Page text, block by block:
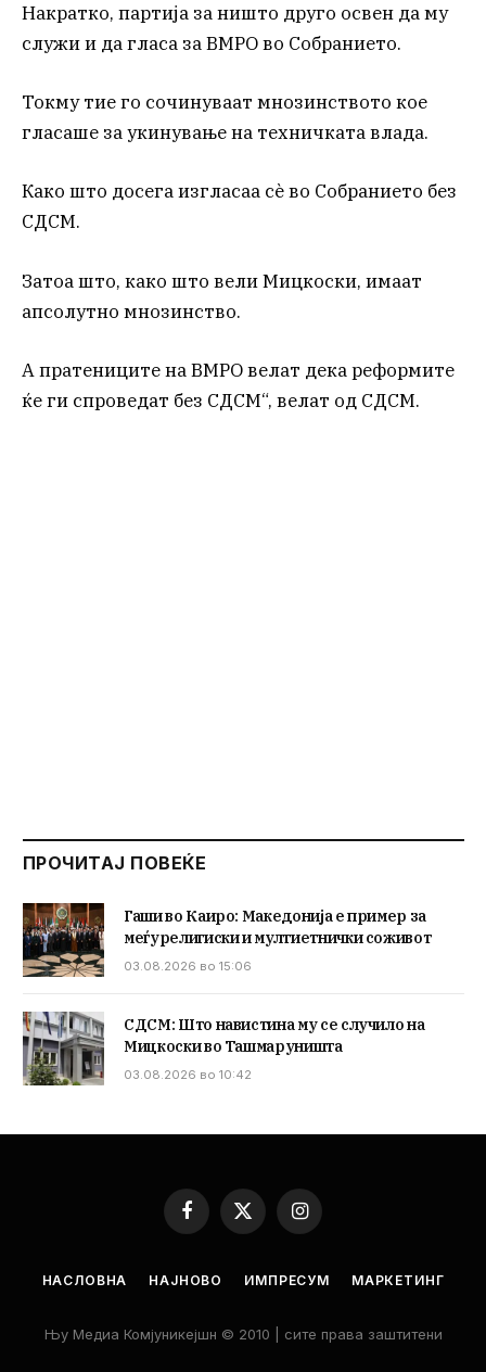
Накратко, партија за ништо друго освен да му
служи и да гласа за ВМРО во Собранието.
Токму тие го сочинуваат мнозинството кое
гласаше за укинување на техничката влада.
Како што досега изгласаа сè во Собранието без
СДСМ.
Затоа што, како што вели Мицкоски, имаат
апсолутно мнозинство.
А пратениците на ВМРО велат дека реформите
ќе ги спроведат без СДСМ“, велат од СДСМ.
ПРОЧИТАЈ ПОВЕЌЕ
Гаши во Каиро: Македонија е пример за
меѓурелигиски и мултиетнички соживот
03.08.2026 во 15:06
СДСМ: Што навистина му се случило на
Мицкоски во Ташмаруништа
03.08.2026 во 10:42
Facebook
X
(Twitter)
Instagram
НАСЛОВНА НАЈНОВО ИМПРЕСУМ МАРКЕТИНГ
Њу Медиа Комјуникејшн © 2010 | сите права заштитени